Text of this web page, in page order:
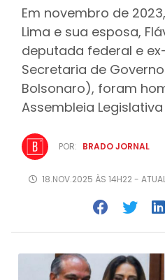
Em novembro de
Lima e sua esposa,
deputada federal e
Secretaria de
Bolsonaro), foram
Assembleia
POR: BRADO JORNAL
18.NOV.2025 ÀS 14H22 -